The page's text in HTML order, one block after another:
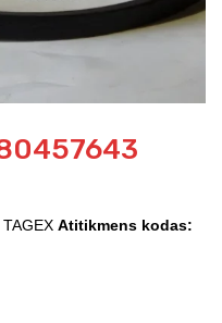
Atitikmens kodas: